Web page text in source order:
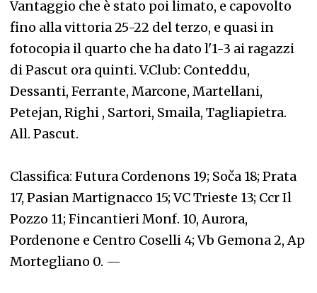
Vantaggio che è stato poi limato, e capovolto
fino alla vittoria 25-22 del terzo, e quasi in
fotocopia il quarto che ha dato l'1-3 ai ragazzi
di Pascut ora quinti. V.Club: Conteddu,
Dessanti, Ferrante, Marcone, Martellani,
Petejan, Righi , Sartori, Smaila, Tagliapietra.
All. Pascut.
Classifica: Futura Cordenons 19; Soča 18; Prata
17, Pasian Martignacco 15; VC Trieste 13; Ccr Il
Pozzo 11; Fincantieri Monf. 10, Aurora,
Pordenone e Centro Coselli 4; Vb Gemona 2, Ap
Mortegliano 0. —